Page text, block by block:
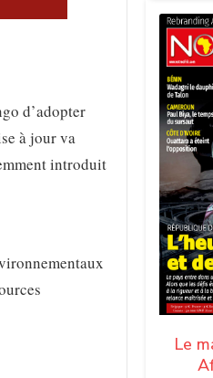
d’adopter
à jour va
introduit
Le